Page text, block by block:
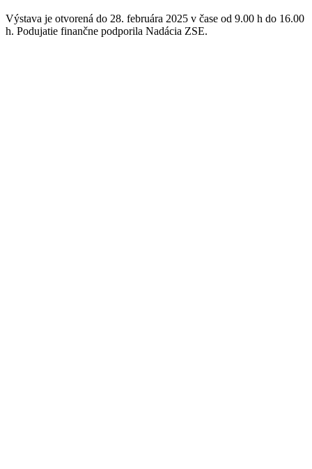
Výstava je otvorená do 28. februára 2025 v čase od 9.00 h do 16.00
h. Podujatie finančne podporila Nadácia ZSE.